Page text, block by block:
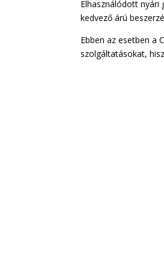
Elhasználódott nyári
kedvező árú
Ebben az esetben a
szolgáltatásokat,